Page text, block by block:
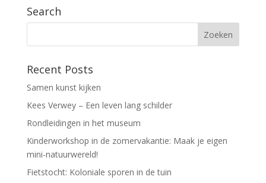
Search
Recent Posts
Samen kunst kijken
Kees Verwey – Een leven lang schilder
Rondleidingen in het museum
Kinderworkshop in de zomervakantie: Maak je eigen
mini-natuurwereld!
Fietstocht: Koloniale sporen in de tuin